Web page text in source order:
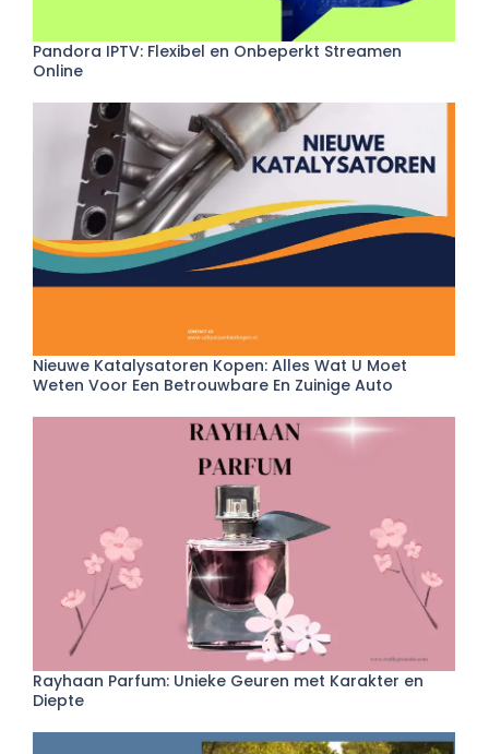
Pandora IPTV: Flexibel en Onbeperkt Streamen
Online
Nieuwe Katalysatoren Kopen: Alles Wat U Moet
Weten Voor Een Betrouwbare En Zuinige Auto
Rayhaan Parfum: Unieke Geuren met Karakter en
Diepte